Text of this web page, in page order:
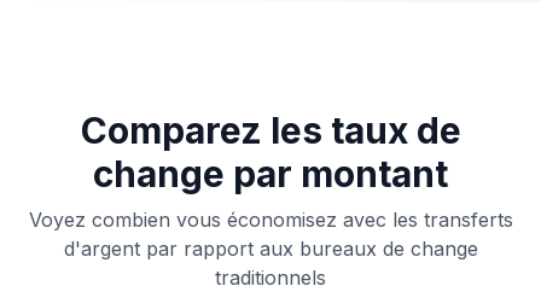
Comparez les taux de
change par montant
Voyez combien vous économisez avec les transferts
d'argent par rapport aux bureaux de change
traditionnels